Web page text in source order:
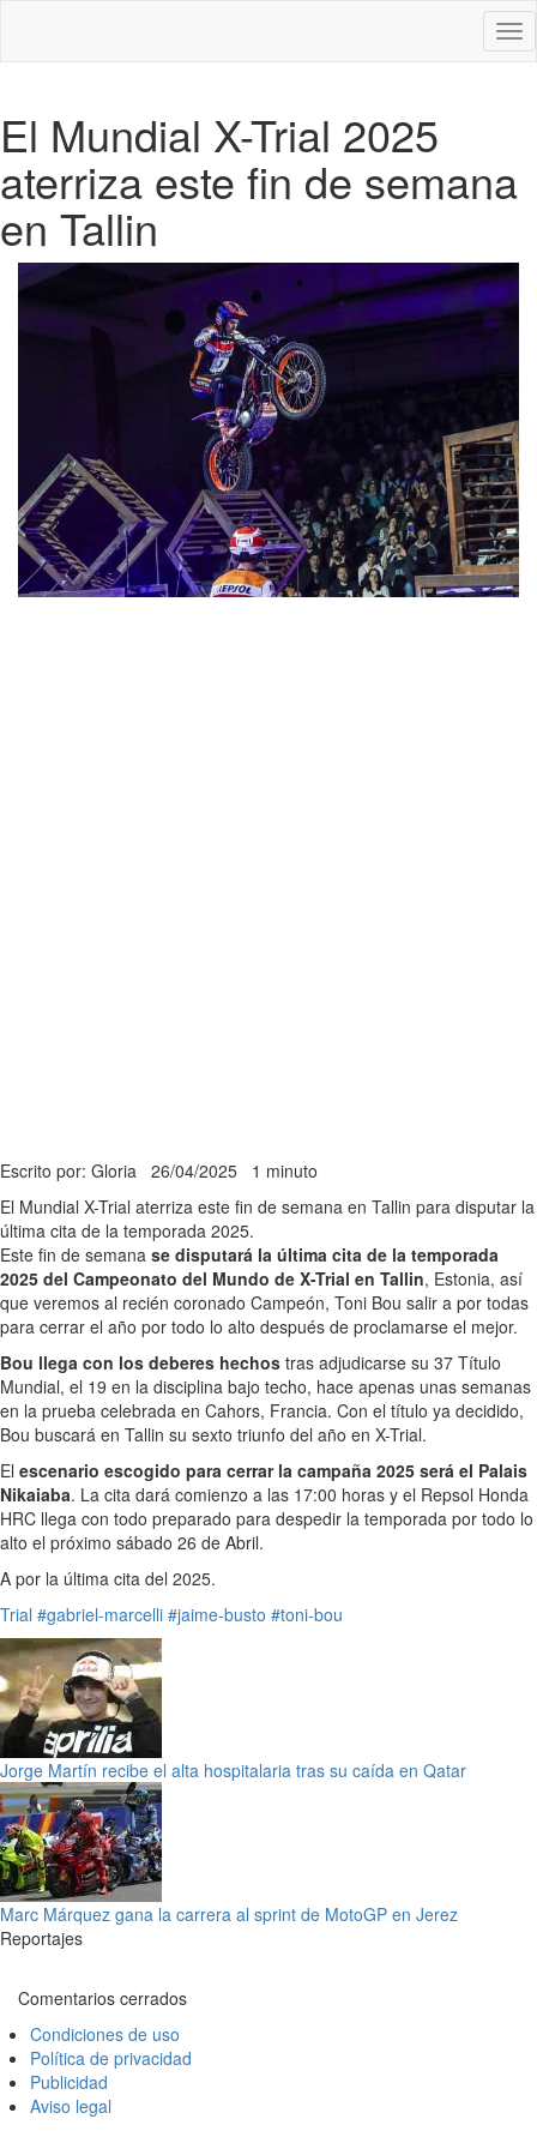
El Mundial X-Trial 2025
aterriza este fin de semana
en Tallin
Escrito por: Gloria 26/04/2025 1 minuto
El Mundial X-Trial aterriza este fin de semana en Tallin para disputar la
última cita de la temporada 2025.
Este fin de semana se disputará la última cita de la temporada
2025 del Campeonato del Mundo de X-Trial en Tallin, Estonia, así
que veremos al recién coronado Campeón, Toni Bou salir a por todas
para cerrar el año por todo lo alto después de proclamarse el mejor.
Bou llega con los deberes hechos tras adjudicarse su 37 Título
Mundial, el 19 en la disciplina bajo techo, hace apenas unas semanas
en la prueba celebrada en Cahors, Francia. Con el título ya decidido,
Bou buscará en Tallin su sexto triunfo del año en X-Trial.
El escenario escogido para cerrar la campaña 2025 será el Palais
Nikaiaba. La cita dará comienzo a las 17:00 horas y el Repsol Honda
HRC llega con todo preparado para despedir la temporada por todo lo
alto el próximo sábado 26 de Abril.
A por la última cita del 2025.
Trial #gabriel-marcelli #jaime-busto #toni-bou
Jorge Martín recibe el alta hospitalaria tras su caída en Qatar
Marc Márquez gana la carrera al sprint de MotoGP en Jerez
Reportajes
Comentarios cerrados
Condiciones de uso
Política de privacidad
Publicidad
Aviso legal